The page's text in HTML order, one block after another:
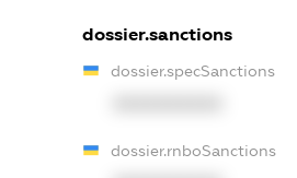
dossier.sanctions
dossier.specSanctions
dossier.rnboSanctions